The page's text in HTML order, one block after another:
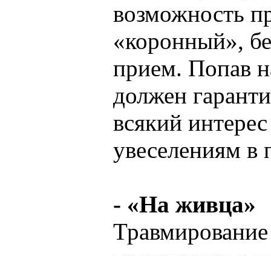
возможность
«коронный»,
прием. Попав
должен
всякий
увеселениям в
- «На живца»